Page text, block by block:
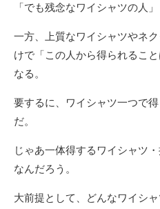
「でも残念なワイシャツの人
一方、上質なワイシャツやネ
けで「この人から得られるこ
なる。
要するに、ワイシャツ一つで
だ。
じゃあ一体得するワイシャツ
なんだろう。
大前提として、どんなワイシ